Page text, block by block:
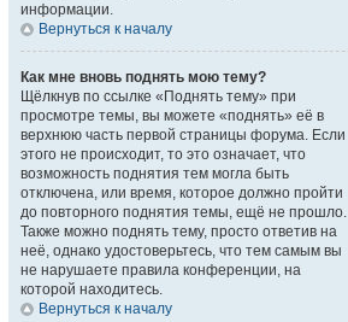
информации.
Вернуться к началу
Как мне вновь поднять мою тему?
Щёлкнув по ссылке «Поднять тему» при
просмотре темы, вы можете «поднять» её в
верхнюю часть первой страницы форума. Если
этого не происходит, то это означает, что
возможность поднятия тем могла быть
отключена, или время, которое должно пройти
до повторного поднятия темы, ещё не прошло.
Также можно поднять тему, просто ответив на
неё, однако удостоверьтесь, что тем самым вы
не нарушаете правила конференции, на
которой находитесь.
Вернуться к началу